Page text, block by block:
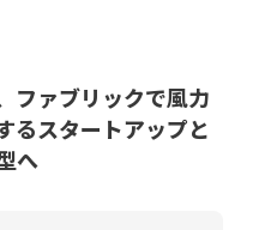
ファブリックで風力
るスタートアップと
へ